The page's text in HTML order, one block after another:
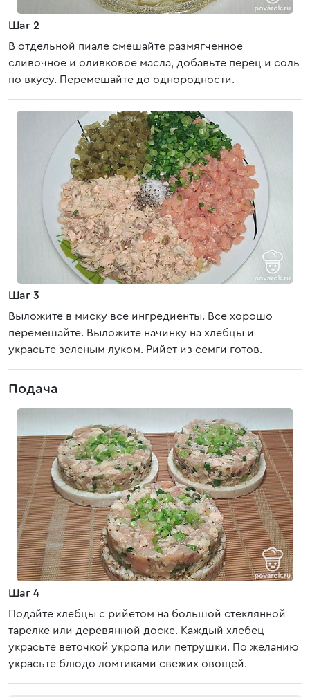
Шаг 2
В отдельной пиале смешайте размягченное
сливочное и оливковое масла, добавьте перец и соль
по вкусу. Перемешайте до однородности.
Шаг 3
Выложите в миску все ингредиенты. Все хорошо
перемешайте. Выложите начинку на хлебцы и
украсьте зеленым луком. Рийет из семги готов.
Подача
Шаг 4
Подайте хлебцы с рийетом на большой стеклянной
тарелке или деревянной доске. Каждый хлебец
украсьте веточкой укропа или петрушки. По желанию
украсьте блюдо ломтиками свежих овощей.